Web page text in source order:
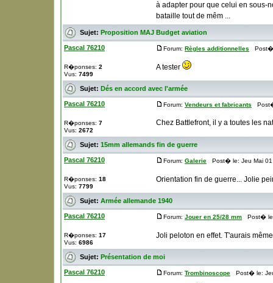
à adapter pour que celui en sous-
bataille tout de mêm ...
Sujet: Proposition MAJ Budget aviation
Pascal 76210
R�ponses: 2
Vus: 7499
Forum: Règles additionnelles Post�
A tester
Sujet: Dés en accord avec l'armée
Pascal 76210
R�ponses: 7
Vus: 2672
Forum: Vendeurs et fabricants
Chez Battlefront, il y a toutes les
Sujet: 15mm allemands fin de guerre
Pascal 76210
R�ponses: 18
Vus: 7799
Forum: Galerie Post� le: Jeu Mai
Orientation fin de guerre... Jolie
Sujet: Armée allemande 1940
Pascal 76210
R�ponses: 17
Vus: 6986
Forum: Jouer en 25/28 mm Post�
Joli peloton en effet. T'aurais
Sujet: Présentation de moi
Pascal 76210 Forum: Trombinoscope Post� le: